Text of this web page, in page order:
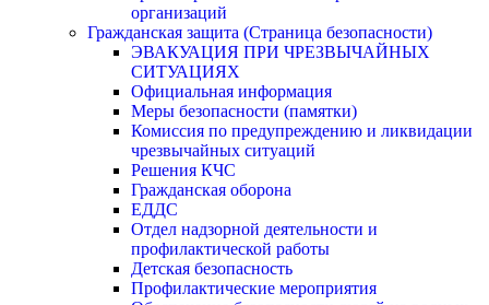
организаций
Гражданская защита (Страница безопасности)
ЭВАКУАЦИЯ ПРИ ЧРЕЗВЫЧАЙНЫХ
СИТУАЦИЯХ
Официальная информация
Меры безопасности (памятки)
Комиссия по предупреждению и ликвидации
чрезвычайных ситуаций
Решения КЧС
Гражданская оборона
ЕДДС
Отдел надзорной деятельности и
профилактической работы
Детская безопасность
Профилактические мероприятия